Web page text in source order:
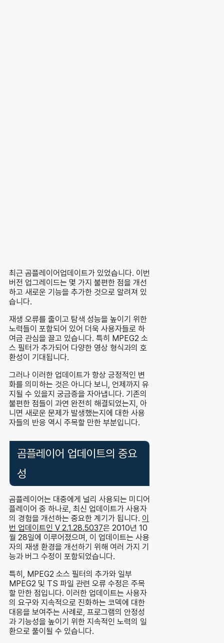
최근 곰플레이어업데이트가 있었습니다. 이번
버전 업그레이드는 몇 가지 불편한 점을 개선
하고 새로운 기능을 추가한 것으로 알려져 있
습니다.
재생 오류를 줄이고 탐색 성능을 높이기 위한
노력들이 포함되어 있어 더욱 사용자들로 하
여금 관심을 끌고 있습니다. 특히 MPEG2 소
스 필터가 추가되어 다양한 영상 형식과의 호
환성이 기대됩니다.
그러나 이러한 업데이트가 항상 긍정적인 변
화를 의미하는 것은 아니다 보니, 언제까지 유
지될 수 있을지 궁금증을 자아냅니다. 기존의
불편한 점들이 과연 완전히 해결되었는지, 아
니면 새로운 문제가 발생했는지에 대한 사용
자들의 반응 역시 주목할 만한 부분입니다.
곰플레이어 업데이트의 중요
성
곰플레이어는 대중에게 널리 사용되는 미디어
플레이어 중 하나로, 최신 업데이트가 사용자
의 경험을 개선하는 중요한 계기가 됩니다. 이
번 업데이트인 V 2.1.28.5037은 2010년 10
월 28일에 이루어졌으며, 이 업데이트는 사용
자의 재생 환경을 개선하기 위해 여러 가지 기
능과 버그 수정이 포함되었습니다.
특히, MPEG2 소스 필터의 추가와 일부
MPEG2 및 TS 파일 관련 오류 수정은 주목
할 만한 점입니다. 이러한 업데이트는 사용자
의 요구와 지속적으로 진화하는 코덱에 대한
대응을 보여주는 사례로, 프로그램의 안정성
과 기능성을 높이기 위한 지속적인 노력의 일
환으로 풀이될 수 있습니다.